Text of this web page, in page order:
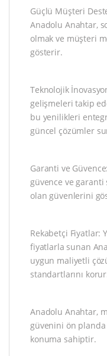
Güçlü Müşteri
Anadolu Anahtar,
olmak ve müşteri
gösterir.
Teknolojik
gelişmeleri takip
bu yenilikleri
güncel çözümler
Garanti ve
güvence ve
olan güvenlerini
Rekabetçi Fiyatlar:
fiyatlarla sunan
uygun maliyetli
standartlarını
Anadolu Anahtar,
güvenini ön
konuma sahiptir.